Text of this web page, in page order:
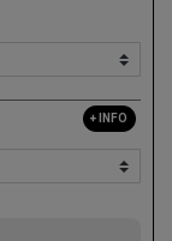
+ INFO